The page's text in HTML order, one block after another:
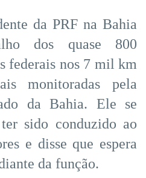
da PRF na Bahia
dos quase 800
federais nos 7 mil km
monitoradas pela
da Bahia. Ele se
sido conduzido ao
e disse que espera
da função.